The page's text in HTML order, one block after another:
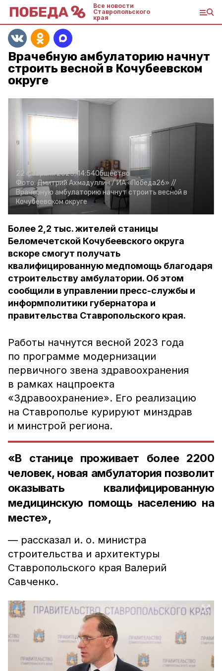
Все новости
Ставропольского
края
Врачебную амбулаторию начнут
строить весной в Кочубеевском
округе
22 февраля 2023, 14:54Общество
Фото:Дмитрий Ахмадуллин /ИА «Победа26» //
Врачебную амбулаторию начнут строить весной в
Кочубеевском округе
Более 2,2 тыс. жителей станицы
Беломечетской Кочубеевского округа
вскоре смогут получать
квалифицированную медпомощь благодаря
строительству амбулатории. Об этом
сообщили в управлении пресс-службы и
информполитики губернатора и
правительства Ставропольского края.
Работы начнутся весной 2023 года
по программе модернизации
первичного звена здравоохранения
в рамках нацпроекта
«Здравоохранение». Его реализацию
на Ставрополье курируют минздрав
и минстрой региона.
«В станице проживает более 2200
человек, новая амбулатория позволит
оказывать квалифицированную
медицинскую помощь населению на
месте»,
— рассказал и. о. министра
строительства и архитектуры
Ставропольского края Валерий
Савченко.